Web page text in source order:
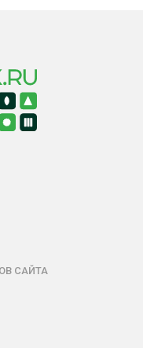
САЙТА